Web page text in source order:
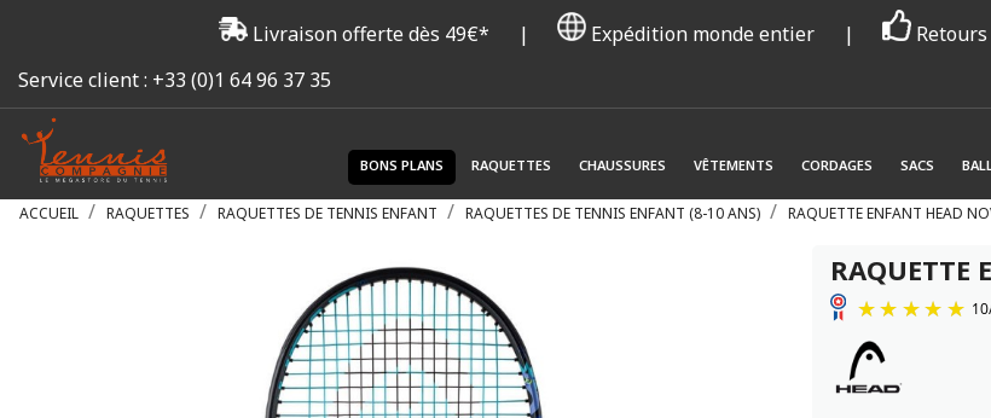
Livraison offerte dès 49€* | Expédition monde entier |
Service client : +33 (0)1 64 96 37 35
BONS PLANS RAQUETTES CHAUSSURES VÊTEMENTS CORDAGES SACS
ACCUEIL RAQUETTES RAQUETTES DE TENNIS ENFANT RAQUETTES DE TENNIS ENFANT (8-10 ANS) RAQUETTE ENFANT HEAD
RAQUETTE